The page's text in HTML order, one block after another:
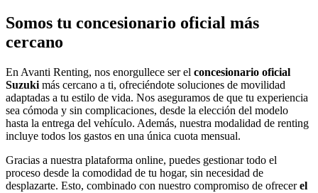
Somos tu concesionario oficial más
cercano
En Avanti Renting, nos enorgullece ser el concesionario oficial
Suzuki más cercano a ti, ofreciéndote soluciones de movilidad
adaptadas a tu estilo de vida. Nos aseguramos de que tu experiencia
sea cómoda y sin complicaciones, desde la elección del modelo
hasta la entrega del vehículo. Además, nuestra modalidad de renting
incluye todos los gastos en una única cuota mensual.
Gracias a nuestra plataforma online, puedes gestionar todo el
proceso desde la comodidad de tu hogar, sin necesidad de
desplazarte. Esto, combinado con nuestro compromiso de ofrecerel